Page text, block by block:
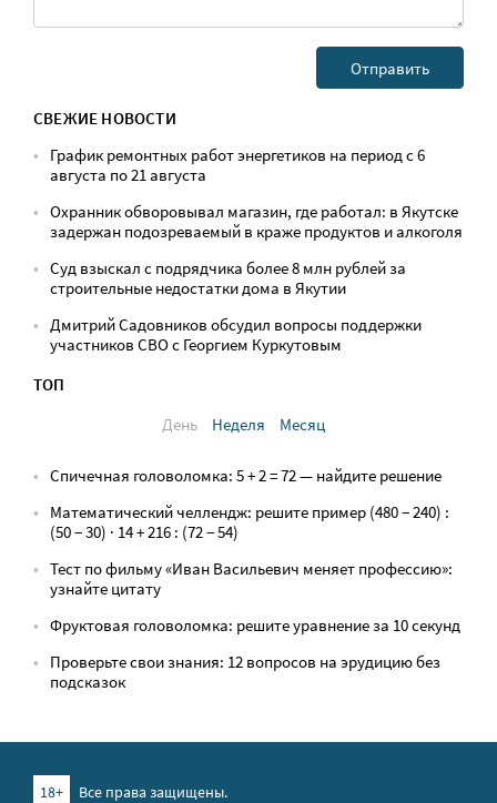
СВЕЖИЕ НОВОСТИ
График ремонтных работ энергетиков на период с 6
августа по 21 августа
Охранник обворовывал магазин, где работал: в Якутске
задержан подозреваемый в краже продуктов и алкоголя
Суд взыскал с подрядчика более 8 млн рублей за
строительные недостатки дома в Якутии
Дмитрий Садовников обсудил вопросы поддержки
участников СВО с Георгием Куркутовым
ТОП
День
Неделя Месяц
Спичечная головоломка: 5 + 2 = 72 — найдите решение
Математический челлендж: решите пример (480 − 240) :
(50 − 30) · 14 + 216 : (72 − 54)
Тест по фильму «Иван Васильевич меняет профессию»:
узнайте цитату
Фруктовая головоломка: решите уравнение за 10 секунд
Проверьте свои знания: 12 вопросов на эрудицию без
подсказок
18+
Все права защищены.